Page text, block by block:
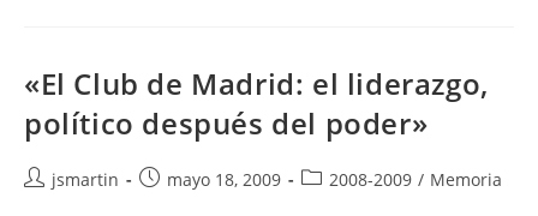
2009
«El Club de Madrid: el liderazgo,
político después del poder»
Autorjsmartin
Publicación
mayo 18, 2009
Categoría
2008-2009 / Memoria